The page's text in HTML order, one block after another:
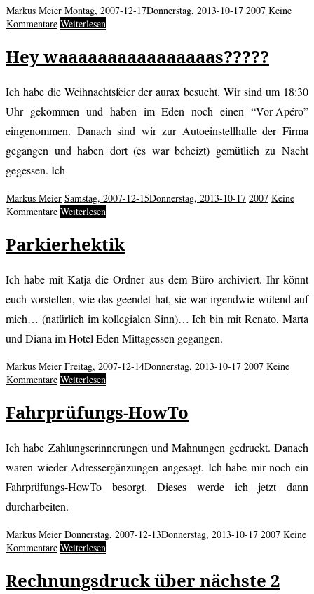
Markus Meier Montag, 2007-12-17Donnerstag, 2013-10-17 2007 Keine
Kommentare Weiterlesen
Hey waaaaaaaaaaaaaaaas?????
Ich habe die Weihnachtsfeier der aurax besucht. Wir sind um 18:30
Uhr gekommen und haben im Eden noch einen “Vor-Apéro”
eingenommen. Danach sind wir zur Autoeinstellhalle der Firma
gegangen und haben dort (es war beheizt) gemütlich zu Nacht
gegessen. Ich
Markus Meier Samstag, 2007-12-15Donnerstag, 2013-10-17 2007 Keine
Kommentare Weiterlesen
Parkierhektik
Ich habe mit Katja die Ordner aus dem Büro archiviert. Ihr könnt
euch vorstellen, wie das geendet hat, sie war irgendwie wütend auf
mich… (natürlich im kollegialen Sinn)… Ich bin mit Renato, Marta
und Diana im Hotel Eden Mittagessen gegangen.
Markus Meier Freitag, 2007-12-14Donnerstag, 2013-10-17 2007 Keine
Kommentare Weiterlesen
Fahrprüfungs-HowTo
Ich habe Zahlungserinnerungen und Mahnungen gedruckt. Danach
waren wieder Adressergänzungen angesagt. Ich habe mir noch ein
Fahrprüfungs-HowTo besorgt. Dieses werde ich jetzt dann
durcharbeiten.
Markus Meier Donnerstag, 2007-12-13Donnerstag, 2013-10-17 2007 Keine
Kommentare Weiterlesen
Rechnungsdruck über nächste 2